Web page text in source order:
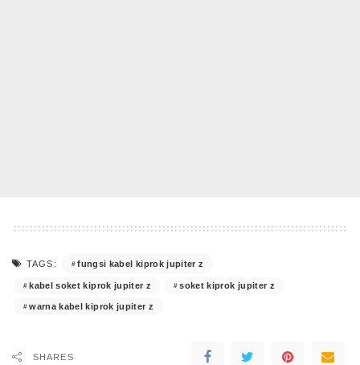
TAGS: fungsi kabel kiprok jupiter z
kabel soket kiprok jupiter z soket kiprok jupiter z
warna kabel kiprok jupiter z
SHARES